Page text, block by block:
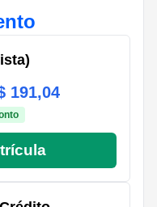
191,04